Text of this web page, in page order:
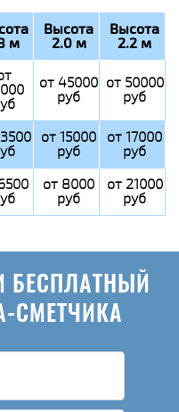
м
Высота
2.0 м
Высота
2.2 м
от 45000
руб
от 50000
руб
от 15000
руб
от 17000
руб
от 8000
руб
от 21000
руб
БЕСПЛАТНЫЙ
СМЕТЧИКА